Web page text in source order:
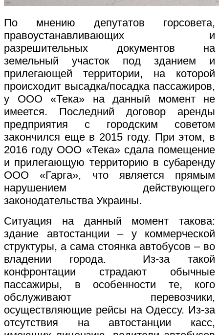
По мнению депутатов горсовета,
правоустанавливающих и
разрешительных документов на
земельный участок под зданием и
прилегающей территории, на которой
происходит высадка/посадка пассажиров,
у ООО «Тека» на данный момент не
имеется. Последний договор аренды
предприятия с городским советом
закончился еще в 2015 году. При этом, в
2016 году ООО «Тека» сдала помещение
и прилегающую территорию в субаренду
ООО «Гарга», что является прямым
нарушением действующего
законодательства Украины.
Ситуация на данный момент такова:
здание автостанции – у коммерческой
структуры, а сама стоянка автобусов – во
владении города. Из-за такой
конфронтации страдают обычные
пассажиры, в особенности те, кого
обслуживают перевозчики,
осуществляющие рейсы на Одессу. Из-за
отсутствия на автостанции касс,